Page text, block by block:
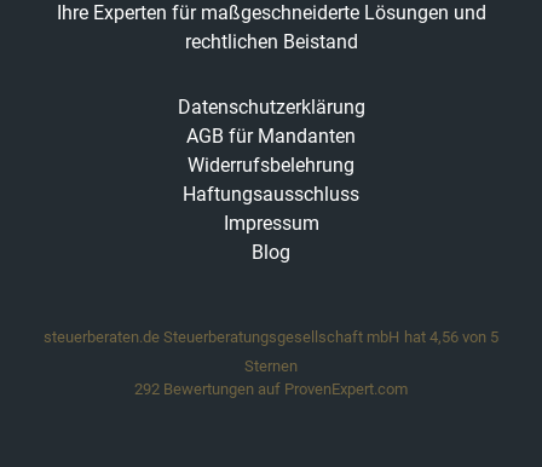
Ihre Experten für maßgeschneiderte Lösungen und
rechtlichen Beistand
Datenschutzerklärung
AGB für Mandanten
Widerrufsbelehrung
Haftungsausschluss
Impressum
Blog
steuerberaten.de Steuerberatungsgesellschaft mbH hat 4,56 von 5
Sternen
292 Bewertungen auf ProvenExpert.com